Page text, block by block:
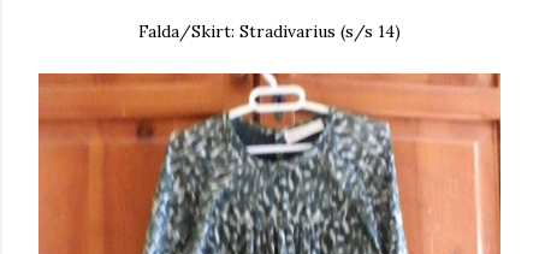
Falda/Skirt: Stradivarius (s/s 14)